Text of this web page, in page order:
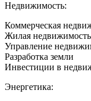
Недвижимость:
Коммерческая
Жилая недвижимость
Управление
Разработка земли
Инвестиции в
Энергетика: